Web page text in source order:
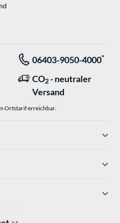
06403-9050-4000*
CO2 - neutraler
Versand
Ortstarif erreichbar.